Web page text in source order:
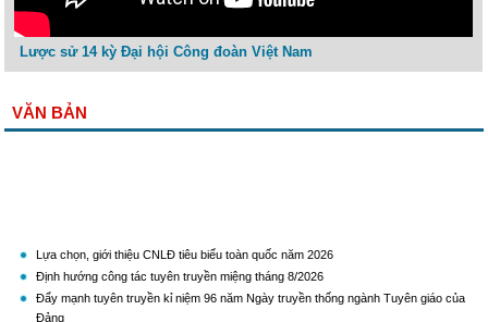
Lược sử 14 kỳ Đại hội Công đoàn Việt Nam
VĂN BẢN
Lựa chọn, giới thiệu CNLĐ tiêu biểu toàn quốc năm 2026
Định hướng công tác tuyên truyền miệng tháng 8/2026
Đẩy mạnh tuyên truyền kỉ niệm 96 năm Ngày truyền thống ngành Tuyên giáo của
Đảng